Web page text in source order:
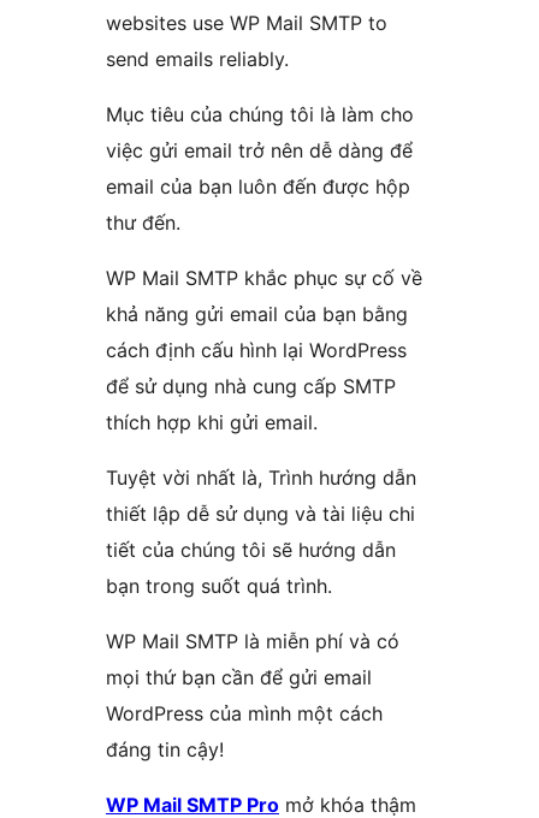
websites use WP Mail SMTP to
send emails reliably.
Mục tiêu của chúng tôi là làm cho
việc gửi email trở nên dễ dàng để
email của bạn luôn đến được hộp
thư đến.
WP Mail SMTP khắc phục sự cố về
khả năng gửi email của bạn bằng
cách định cấu hình lại WordPress
để sử dụng nhà cung cấp SMTP
thích hợp khi gửi email.
Tuyệt vời nhất là, Trình hướng dẫn
thiết lập dễ sử dụng và tài liệu chi
tiết của chúng tôi sẽ hướng dẫn
bạn trong suốt quá trình.
WP Mail SMTP là miễn phí và có
mọi thứ bạn cần để gửi email
WordPress của mình một cách
đáng tin cậy!
WP Mail SMTP Pro mở khóa thậm